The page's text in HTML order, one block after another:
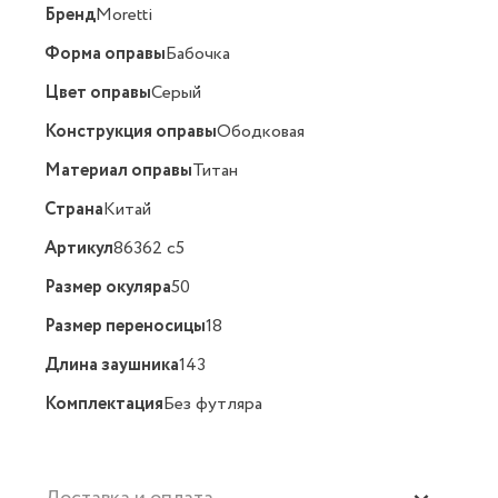
БрендMoretti
Форма оправыБабочка
Цвет оправыСерый
Конструкция оправыОбодковая
Материал оправыТитан
СтранаКитай
Артикул86362 c5
Размер окуляра50
Размер переносицы18
Длина заушника143
КомплектацияБез футляра